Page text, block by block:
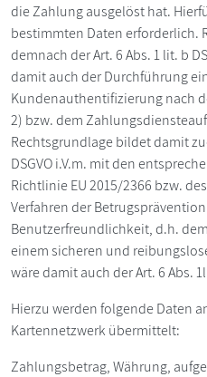
die Zahlung ausgelöst hat.
bestimmten Daten erforderlich.
demnach der Art. 6 Abs. 1 lit. b
damit auch der Durchführung
Kundenauthentifizierung nach
2) bzw. dem
Rechtsgrundlage bildet damit
DSGVO i.V.m. mit den
Richtlinie EU 2015/2366 bzw.
Verfahren der
Benutzerfreundlichkeit, d.h.
einem sicheren und
wäre damit auch der Art. 6 Abs.
Hierzu werden folgende Daten
Kartennetzwerk übermittelt:
Zahlungsbetrag, Währung,